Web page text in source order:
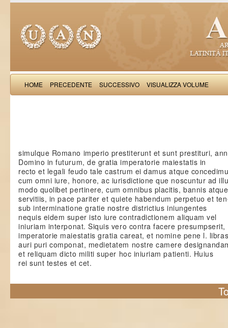
HOME PRECEDENTE SUCCESSIVO VISUALIZZA VOLUME
simulque Romano imperio prestiterunt et sunt prestituri,
Domino in futurum, de gratia imperatorie maiestatis in
recto et legali feudo tale castrum ei damus atque
cum omni iure, honore, ac iurisdictione que noscuntur ad
modo quolibet pertinere, cum omnibus placitis, bannis atque
servitiis, in pace pariter et quiete habendum perpetuo et
sub interminatione gratie nostre districtius iniungentes
nequis eidem super isto iure contradictionem aliquam vel
iniuriam interponat. Siquis vero contra facere presumpserit,
imperatorie maiestatis gratia careat, et nomine pene l.
auri puri componat, medietatem nostre camere
et reliquam dicto militi super hoc iniuriam patienti. Huius
rei sunt testes et cet.